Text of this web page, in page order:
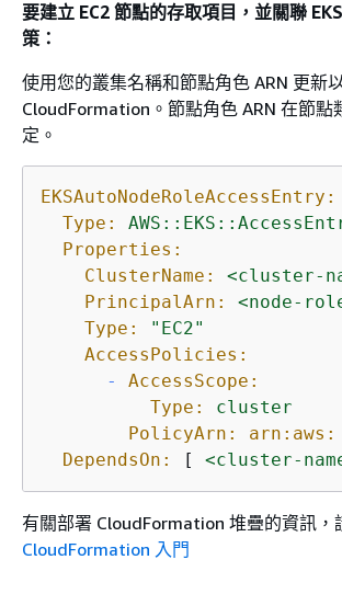
要建立 EC2 節點的存取項目，並關聯
策：
使用您的叢集名稱和節點角色 ARN 更新
CloudFormation。節點角色 ARN 在節點
定。
EKSAutoNodeRoleAccessEntry:
Type:
Properties:
ClusterName:
<cluster-
PrincipalArn:
<node-
Type:
"EC2"
AccessPolicies:
-
AccessScope:
Type:
cluster
PolicyArn: arn:aws:
DependsOn:
[ <cluster-
有關部署 CloudFormation 堆疊的資訊，
CloudFormation 入門